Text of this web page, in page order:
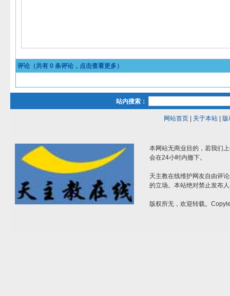
评论（共有 0 条评论，点击查看更多）
站内搜索：
网站首页| 关于本站| 版
本网站无商业目的，若我们
会在24小时内撤下。
天主教在线维护网友自由评
的立场。本站绝对禁止发布
版权所无，欢迎转载。